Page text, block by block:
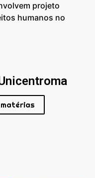
projeto
humanos no